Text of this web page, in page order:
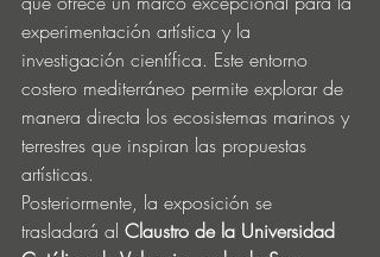
experimentación artística y la
investigación científica. Este entorno
costero mediterráneo permite explorar de
manera directa los ecosistemas marinos y
terrestres que inspiran las propuestas
artísticas.
Posteriormente, la exposición se
trasladará al Claustro de la Universidad